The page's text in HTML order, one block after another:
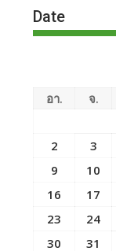
Date
อา. จ.
2
3
9
10
16
17
23
24
30
31